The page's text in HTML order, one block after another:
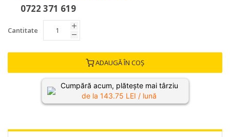
0722 371 619
Cantitate
ADAUGĂ ÎN COȘ
Cumpără acum, plătește mai târziu
de la 143.75 LEI / lună